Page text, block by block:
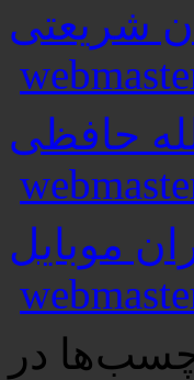
شریعتی
حافظی
موبایل